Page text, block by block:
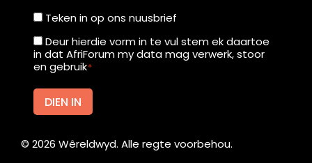
Teken
in
op
ons
nuusbrief
Teken in op ons nuusbrief
Deur
hierdie
te
vul
Deur hierdie vorm in te vul stem ek daartoe
in dat AfriForum my data mag verwerk, stoor
en gebruik*
DIEN IN
© 2026 Wêreldwyd. Alle regte voorbehou.